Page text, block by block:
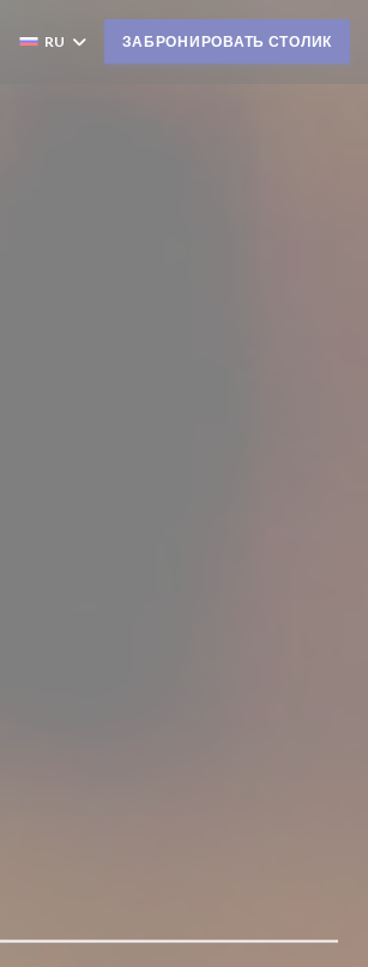
RU ЗАБРОНИРОВАТЬ СТОЛИК